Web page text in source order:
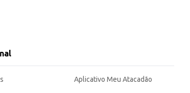
e o controle de estoque.
Aplicativo Meu Atacadão